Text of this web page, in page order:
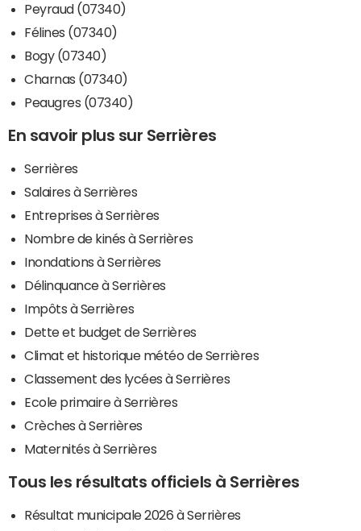
Peyraud (07340)
Félines (07340)
Bogy (07340)
Charnas (07340)
Peaugres (07340)
En savoir plus sur Serrières
Serrières
Salaires à Serrières
Entreprises à Serrières
Nombre de kinés à Serrières
Inondations à Serrières
Délinquance à Serrières
Impôts à Serrières
Dette et budget de Serrières
Climat et historique météo de Serrières
Classement des lycées à Serrières
Ecole primaire à Serrières
Crèches à Serrières
Maternités à Serrières
Tous les résultats officiels à Serrières
Résultat municipale 2026 à Serrières